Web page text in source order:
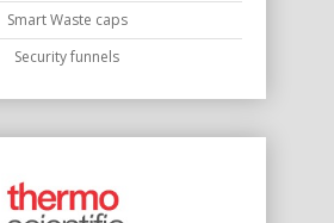
Smart Waste caps
Security funnels